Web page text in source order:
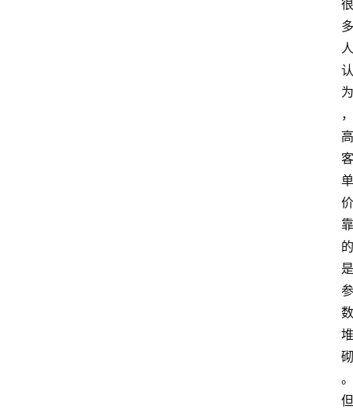
很
多
人
认
为
，
高
客
单
价
靠
的
是
参
数
堆
砌
。
但